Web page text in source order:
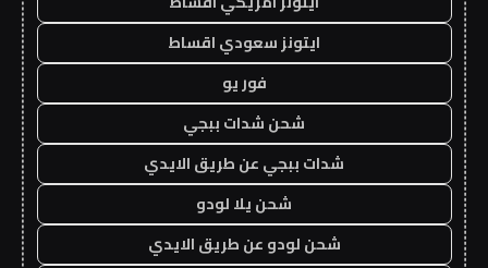
ايتونز سعودي اقساط
فور يو
شحن شدات ببجي
شدات ببجي عن طريق الايدي
شحن يلا لودو
شحن لودو عن طريق الايدي